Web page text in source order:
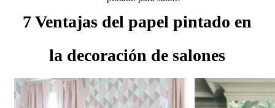
7 Ventajas del papel pintado en
la decoración de salones